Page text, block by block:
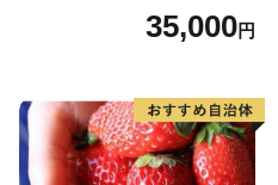
35,000円